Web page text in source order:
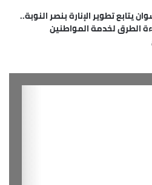
يتابع تطوير الإنارة بنصر النوبة..
الطرق لخدمة المواطنين